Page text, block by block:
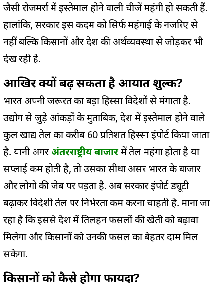
जैसी रोजमर्रा में इस्तेमाल होने वाली चीजें महंगी हो सकती हैं.
हालांकि, सरकार इस कदम को सिर्फ महंगाई के नजरिए से
नहीं बल्कि किसानों और देश की अर्थव्यवस्था से जोड़कर भी
देख रही है.
आखिर क्यों बढ़ सकता है आयात शुल्क?
भारत अपनी जरूरत का बड़ा हिस्सा विदेशों से मंगाता है.
उद्योग से जुड़े आंकड़ों के मुताबिक, देश में इस्तेमाल होने वाले
कुल खाद्य तेल का करीब 60 प्रतिशत हिस्सा इंपोर्ट किया जाता
है. यानी अगरअंतरराष्ट्रीय बाजारमें तेल महंगा होता है या
सप्लाई कम होती है, तो उसका सीधा असर भारत के बाजार
और लोगों की जेब पर पड़ता है. अब सरकार इंपोर्ट ड्यूटी
बढ़ाकर विदेशी तेल पर निर्भरता कम करना चाहती है. माना जा
रहा है कि इससे देश में तिलहन फसलों की खेती को बढ़ावा
मिलेगा और किसानों को उनकी फसल का बेहतर दाम मिल
सकेगा.
किसानों को कैसे होगा फायदा?